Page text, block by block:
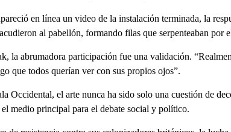
en línea un video de la instalación terminada, la
al pabellón, formando filas que serpenteaban por
la abrumadora participación fue una validación.
que todos querían ver con sus propios ojos”.
Occidental, el arte nunca ha sido solo una cuestión de
el medio principal para el debate social y político.